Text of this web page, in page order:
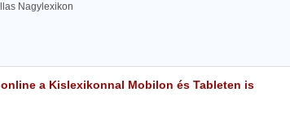
Nagylexikon
a Kislexikonnal Mobilon és Tableten is